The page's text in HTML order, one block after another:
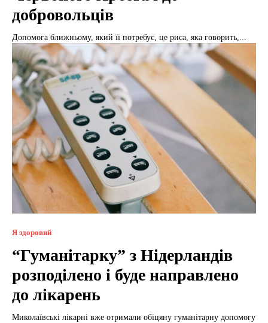
добровольців
Допомога ближньому, який її потребує, це риса, яка говорить,...
Я здоровий
“Гуманітарку” з Нідерландів
розподілено і буде направлено
до лікарень
Миколаївські лікарні вже отримали обіцяну гуманітарну допомогу